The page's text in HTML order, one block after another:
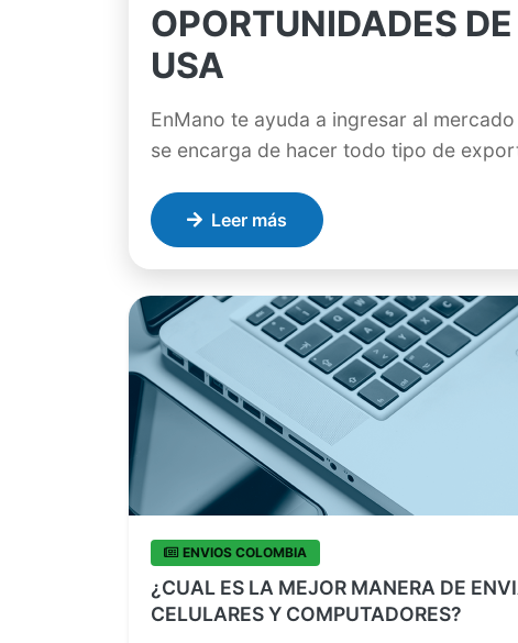
OPORTUNIDADES
USA
EnMano te ayuda a ingresar al
se encarga de hacer todo tipo de
Leer más
ENVIOS COLOMBIA
¿CUAL ES LA MEJOR MANERA DE
CELULARES Y COMPUTADORES?